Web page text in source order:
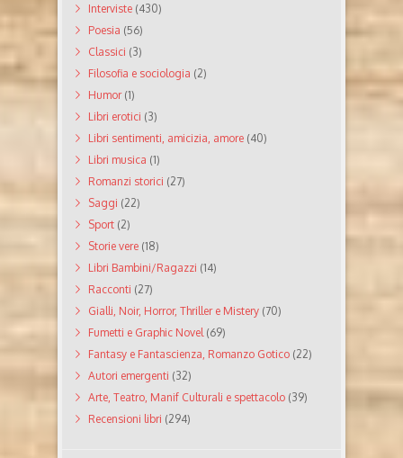
Interviste (430)
Poesia (56)
Classici (3)
Filosofia e sociologia (2)
Humor(1)
Libri erotici (3)
Libri sentimenti, amicizia, amore (40)
Libri musica (1)
Romanzi storici (27)
Saggi (22)
Sport (2)
Storie vere (18)
Libri Bambini/Ragazzi (14)
Racconti (27)
Gialli, Noir, Horror, Thriller e Mistery (70)
Fumetti e Graphic Novel (69)
Fantasy e Fantascienza, Romanzo Gotico (22)
Autori emergenti (32)
Arte, Teatro, Manif Culturali e spettacolo (39)
Recensioni libri (294)